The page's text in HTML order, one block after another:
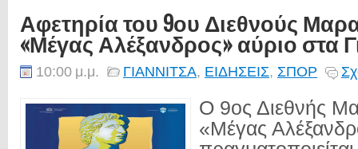
Αφετηρία του 9ου Διεθνούς
«Μέγας Αλέξανδρος» αύριο στα
10:00 μ.μ. ΓΙΑΝΝΙΤΣΑ, ΕΙΔΗΣΕΙΣ, ΣΠΟΡ
Ο 9ος Διεθνής
«Μέγας